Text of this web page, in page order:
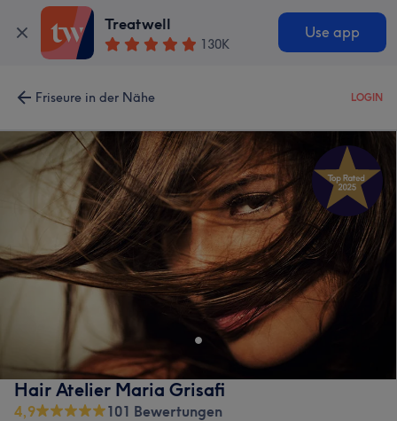
Treatwell
130K
Use app
Friseure in der Nähe LOGIN
Hair Atelier Maria Grisafi
4,9
101 Bewertungen